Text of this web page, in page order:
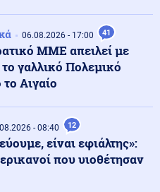
κτήριο στην Κουμουνδούρου,
άτομο
σε καμένες και
της Αττικής
του 1958: Η ταινία
06.08.2026 - 17:00 41
ΜΜΕ απειλεί με
γαλλικό Πολεμικό
Αιγαίο
- 08:40 12
είναι εφιάλτης»:
που υιοθέτησαν